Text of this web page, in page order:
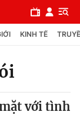
KINH TẾ
với tình